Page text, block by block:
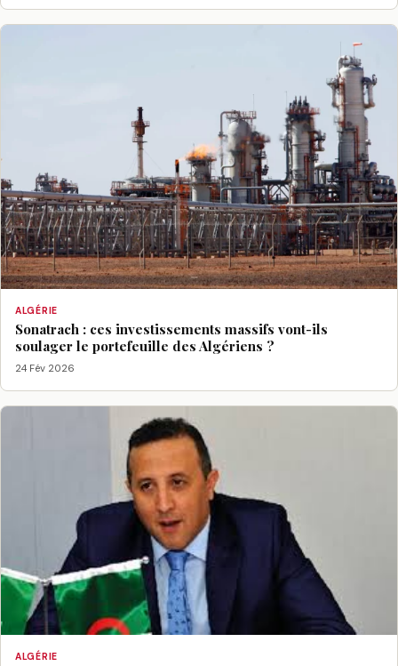
ALGÉRIE
Sonatrach : ces investissements massifs vont-ils
soulager le portefeuille des Algériens ?
24 Fév 2026
ALGÉRIE